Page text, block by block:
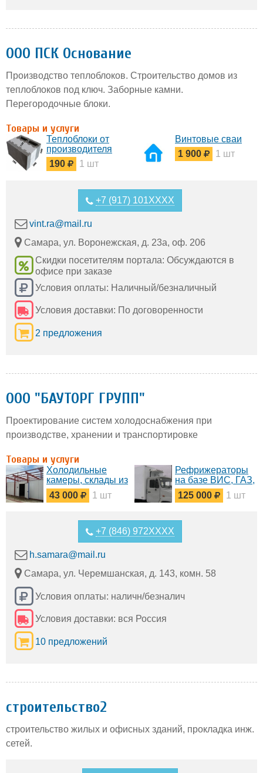
ООО ПСК Основание
Производство теплоблоков. Строительство домов из
теплоблоков под ключ. Заборные камни.
Перегородочные блоки.
Товары и услуги
Теплоблоки от
производителя
190
1 шт
Винтовые сваи
1 900
1 шт
+7 (917) 101XXXX
vint.ra@mail.ru
Самара, ул. Воронежская, д. 23а, оф. 206
Скидки посетителям портала: Обсуждаются в
офисе при заказе
Условия оплаты: Наличный/безналичный
Условия доставки: По договоренности
2 предложения
ООО "БАУТОРГ ГРУПП"
Проектирование систем холодоснабжения при
производстве, хранении и транспортировке
Товары и услуги
Холодильные
камеры, склады из
сендвич панелей
43 000 1 шт
Рефрижераторы
на базе ВИС, ГАЗ,
МАЗ, КАМАЗ,
ISUZU, FOTON,
FORD, FIAT, BAW,
125 000 1 шт
+7 (846) 972XXXX
h.samara@mail.ru
Самара, ул. Черемшанская, д. 143, комн. 58
Условия оплаты: наличн/безналич
Условия доставки: вся Россия
10 предложений
строительство2
строительство жилых и офисных зданий, прокладка инж.
сетей.